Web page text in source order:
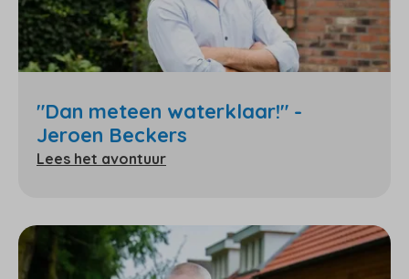
"Dan meteen waterklaar!" -
Jeroen Beckers
Lees het avontuur